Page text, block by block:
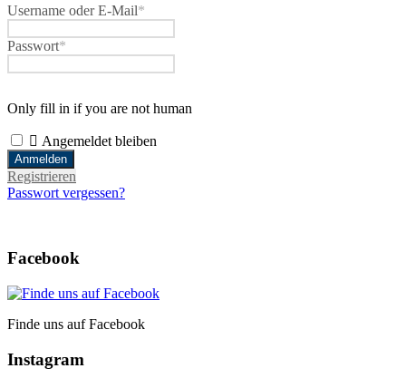
Username oder E-Mail*
Passwort*
Only fill in if you are not human
Angemeldet bleiben
Registrieren
Passwort vergessen?
Facebook
Finde uns auf Facebook
Instagram